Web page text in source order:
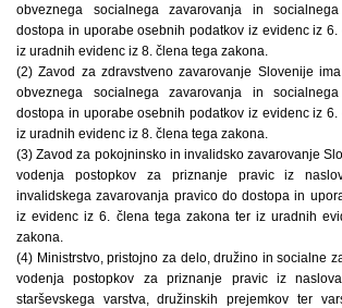
obveznega socialnega zavarovanja in
dostopa in uporabe osebnih podatkov iz evidenc iz
iz uradnih evidenc iz 8. člena tega zakona.
(2) Zavod za zdravstveno zavarovanje Slovenije
obveznega socialnega zavarovanja in
dostopa in uporabe osebnih podatkov iz evidenc iz
iz uradnih evidenc iz 8. člena tega zakona.
(3) Zavod za pokojninsko in invalidsko zavarovanje
vodenja postopkov za priznanje pravic iz
invalidskega zavarovanja pravico do dostopa in
iz evidenc iz 6. člena tega zakona ter iz uradnih
zakona.
(4) Ministrstvo, pristojno za delo, družino in socialne
vodenja postopkov za priznanje pravic iz naslova
starševskega varstva, družinskih prejemkov ter